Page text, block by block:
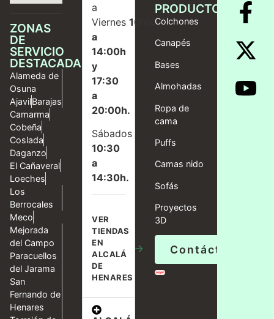
ZONAS
DE
SERVICIO
DESTACADAS
Alameda de
Osuna
AjavilBarajas
Camarma
Cobeña
Coslada
Daganzo
El Cañaveral
Loeches
Los
Berrocales
Meco
Mejorada
del Campo
Paracuellos
del Jarama
San
Fernando de
Henares
a
Viernes10:00
a
14:00h
y
17:30
a
20:00h.
Sábados
10:30
a
14:30h.
VER
TIENDAS
EN
ALCALÁ
DE
HENARES
→
PRODUCTOS
Colchones
Canapés
Bases
Almohadas
Ropa de
cama
Puffs
Camas nido
Sofás
Proyectos
3D
Contáctanos